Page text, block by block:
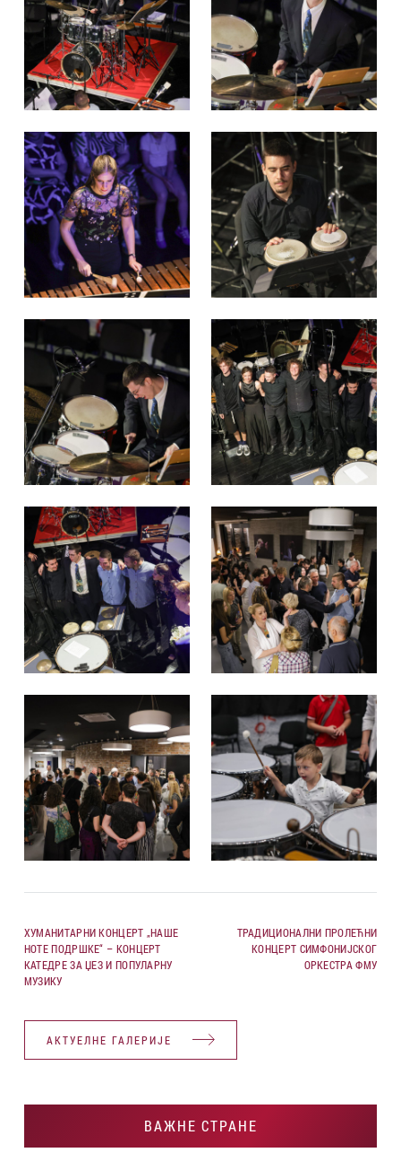
ХУМАНИТАРНИ КОНЦЕРТ „НАШЕ
НОТЕ ПОДРШКЕ“ – КОНЦЕРТ
КАТЕДРЕ ЗА ЏЕЗ И ПОПУЛАРНУ
МУЗИКУ
ТРАДИЦИОНАЛНИ ПРОЛЕЋНИ
КОНЦЕРТ СИМФОНИЈСКОГ
ОРКЕСТРА ФМУ
АКТУЕЛНЕ ГАЛЕРИЈЕ
ВАЖНЕ СТРАНЕ